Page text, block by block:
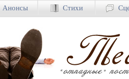
Анонсы Стихи